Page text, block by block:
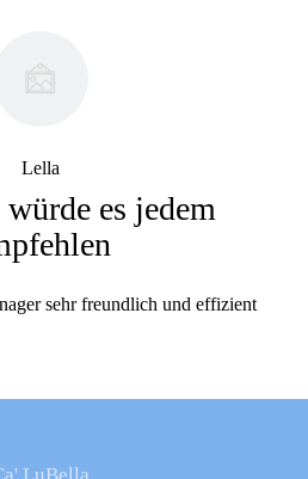
Lella
es jedem
sehr freundlich und effizient